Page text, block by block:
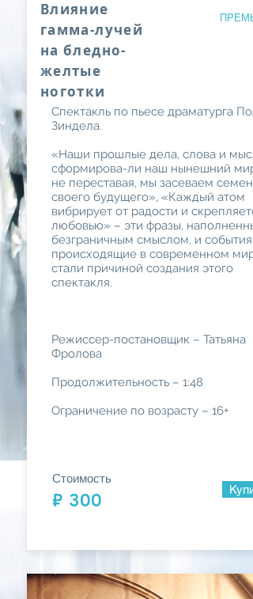
Влияние
гамма-лучей
на бледно-
желтые
ноготки
Спектакль по пьесе драматурга
Зиндела.
«Наши прошлые дела, слова и
сформирова-ли наш нынешний
не переставая, мы засеваем семена
своего будущего», «Каждый атом
вибрирует от радости и
любовью» – эти фразы,
безграничным смыслом, и события,
происходящие в современном
стали причиной создания этого
спектакля.
Режиссер-постановщик – Татьяна
Фролова
Продолжительность – 1:48
Ограничение по возрасту – 16+
Стоимость
₽ 300